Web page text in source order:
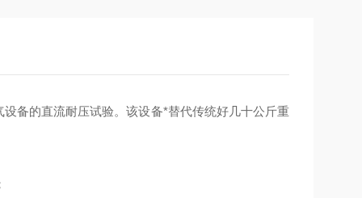
备的直流耐压试验。该设备*替代传统好几十公斤重